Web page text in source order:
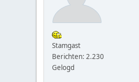
Stamgast
Berichten: 2.230
Gelogd